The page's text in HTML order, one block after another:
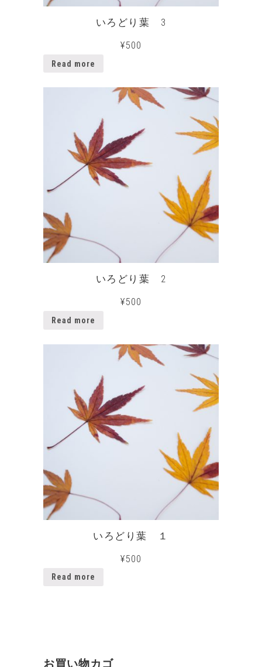
いろどり葉 3
¥500
Read more
いろどり葉 2
¥500
Read more
いろどり葉 １
¥500
Read more
お買い物カゴ